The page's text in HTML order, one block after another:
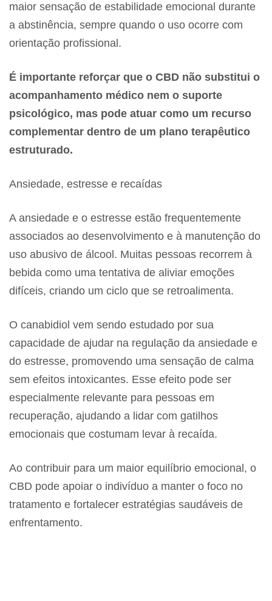
maior sensação de estabilidade emocional durante
a abstinência, sempre quando o uso ocorre com
orientação profissional.
É importante reforçar que o CBD não substitui o
acompanhamento médico nem o suporte
psicológico, mas pode atuar como um recurso
complementar dentro de um plano terapêutico
estruturado.
Ansiedade, estresse e recaídas
A ansiedade e o estresse estão frequentemente
associados ao desenvolvimento e à manutenção do
uso abusivo de álcool. Muitas pessoas recorrem à
bebida como uma tentativa de aliviar emoções
difíceis, criando um ciclo que se retroalimenta.
O canabidiol vem sendo estudado por sua
capacidade de ajudar na regulação da ansiedade e
do estresse, promovendo uma sensação de calma
sem efeitos intoxicantes. Esse efeito pode ser
especialmente relevante para pessoas em
recuperação, ajudando a lidar com gatilhos
emocionais que costumam levar à recaída.
Ao contribuir para um maior equilíbrio emocional, o
CBD pode apoiar o indivíduo a manter o foco no
tratamento e fortalecer estratégias saudáveis de
enfrentamento.